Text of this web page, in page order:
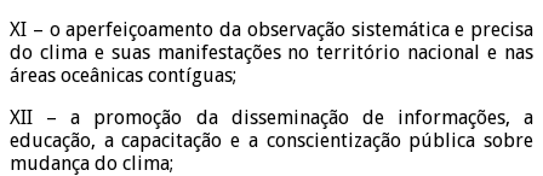
XI – o aperfeiçoamento da observação sistemática e precisa
do clima e suas manifestações no território nacional e nas
áreas oceânicas contíguas;
XII – a promoção da disseminação de informações, a
educação, a capacitação e a conscientização pública sobre
mudança do clima;